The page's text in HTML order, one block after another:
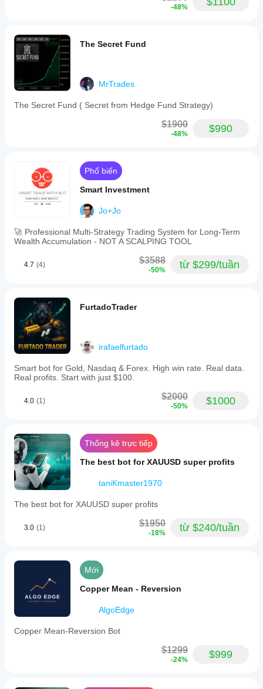
chịu trách nhiệm về các quyết định giao dịch và bất kỳ
-48%
The Secret Fund
MrTrades
The Secret Fund ( Secret from Hedge Fund Strategy)
$1900
-48% $990
Phổ biến
Smart Investment
Jo+Jo
🚀 Professional Multi-Strategy Trading System for Long-Term
Wealth Accumulation - NOT A SCALPING TOOL
4.7 (4) $3588
-50% từ $299/tuần
FurtadoTrader
irafaelfurtado
Smart bot for Gold, Nasdaq & Forex. High win rate. Real data.
Real profits. Start with just $100.
4.0 (1) $2000
-50% $1000
Thống kê trực tiếp
The best bot for XAUUSD super profits
taniKmaster1970
The best bot for XAUUSD super profits
3.0 (1) $1950
-18% từ $240/tuần
Mới
Copper Mean - Reversion
AlgoEdge
Copper Mean-Reversion Bot
$1299
-24% $999